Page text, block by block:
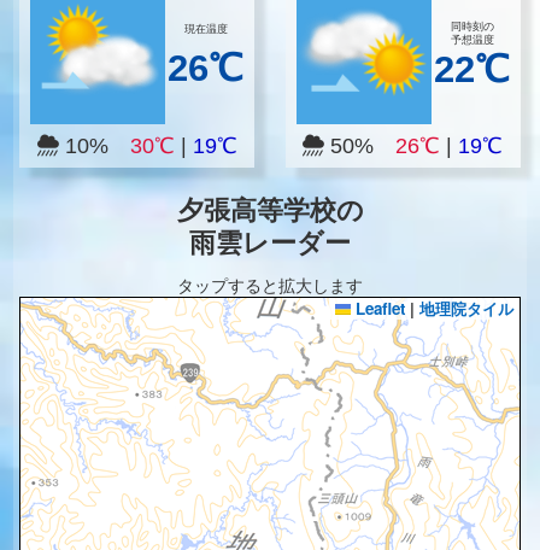
現在温度
26℃
10% 30℃ 19℃
同時刻の
予想温度
22℃
50% 26℃ 19℃
夕張高等学校の
雨雲レーダー
タップすると拡大します
Leaflet | 地理院タイル